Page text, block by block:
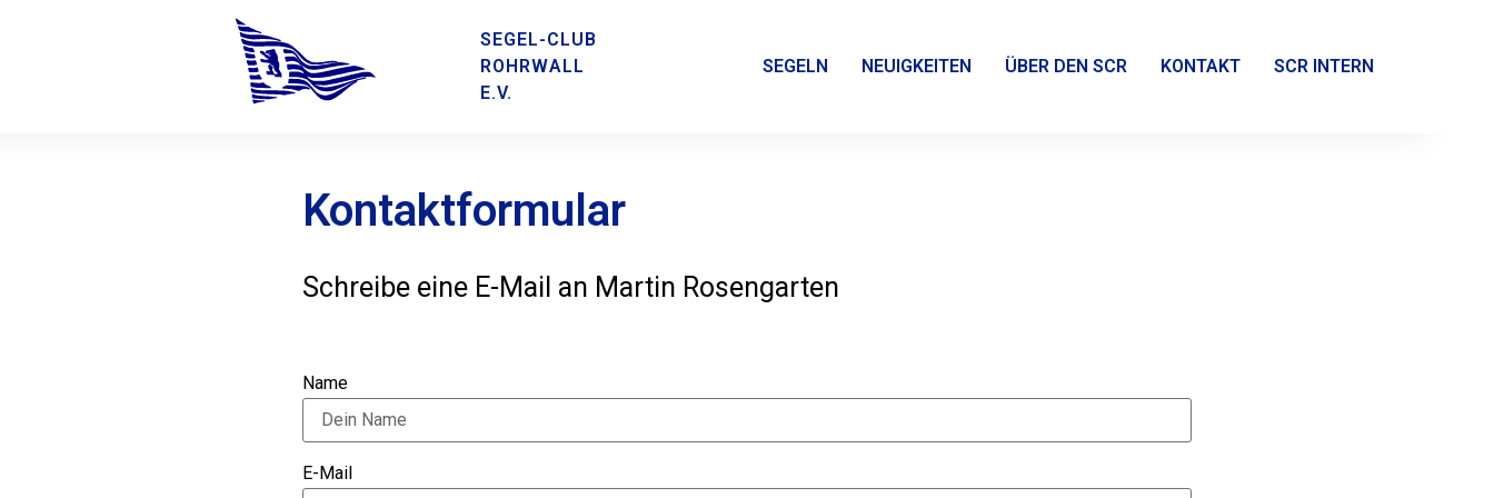
SEGEL-CLUB
ROHRWALL
E.V.
SEGELN NEUIGKEITEN ÜBER DEN SCR KONTAKT SCR INTERN
Kontaktformular
Schreibe eine E-Mail an Martin Rosengarten
Name
E-Mail